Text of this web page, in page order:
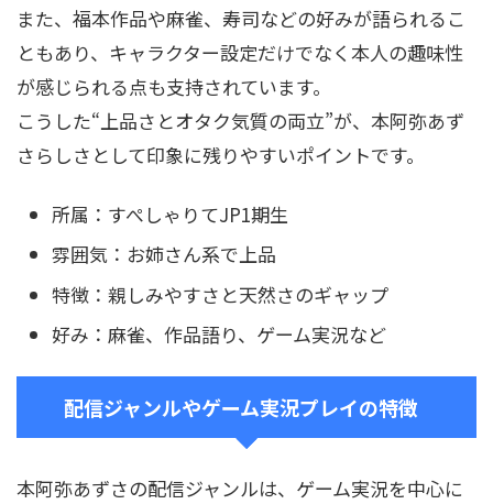
また、福本作品や麻雀、寿司などの好みが語られるこ
ともあり、キャラクター設定だけでなく本人の趣味性
が感じられる点も支持されています。
こうした“上品さとオタク気質の両立”が、本阿弥あず
さらしさとして印象に残りやすいポイントです。
所属：すぺしゃりてJP1期生
雰囲気：お姉さん系で上品
特徴：親しみやすさと天然さのギャップ
好み：麻雀、作品語り、ゲーム実況など
配信ジャンルやゲーム実況プレイの特徴
本阿弥あずさの配信ジャンルは、ゲーム実況を中心に